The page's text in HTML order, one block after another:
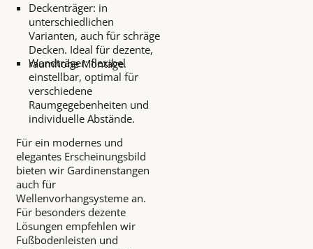
Deckenträger: in
unterschiedlichen
Varianten, auch für schräge
Decken. Ideal für dezente,
raumhohe Montage.
Wandträger: flexibel
einstellbar, optimal für
verschiedene
Raumgegebenheiten und
individuelle Abstände.
Für ein modernes und
elegantes Erscheinungsbild
bieten wir Gardinenstangen
auch für
Wellenvorhangsysteme an.
Für besonders dezente
Lösungen empfehlen wir
Fußbodenleisten und